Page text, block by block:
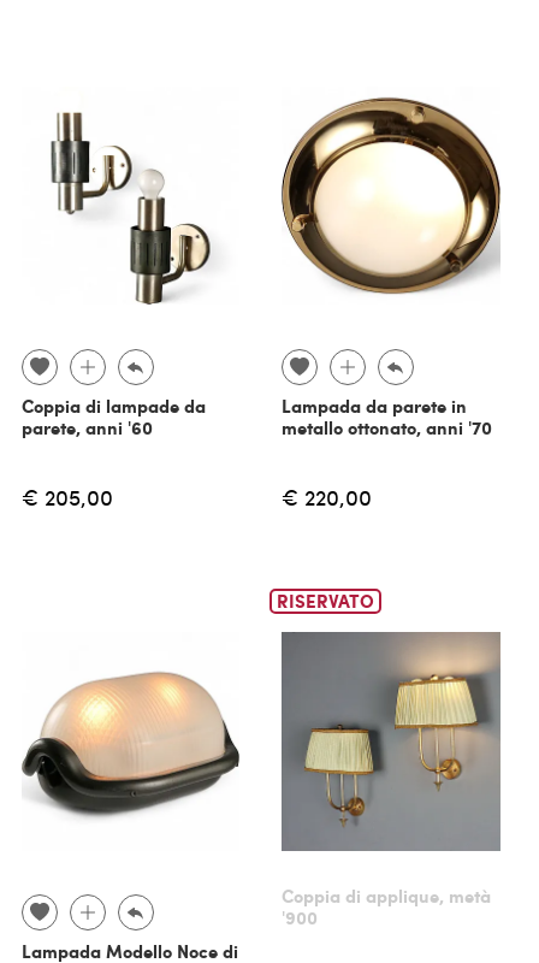
Coppia di lampade da
parete, anni '60
€ 205,00
Lampada da parete in
metallo ottonato, anni '70
€ 220,00
Lampada Modello Noce di
RISERVATO
Coppia di applique, metà
'900